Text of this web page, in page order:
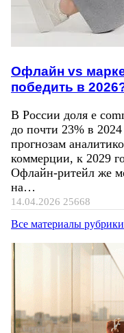
Офлайн vs
победить в
В России доля e
до почти 23% в
прогнозам
коммерции, к 2029
Офлайн-ритейл же
на…
14.04.2026 25668
Все материалы рубрики